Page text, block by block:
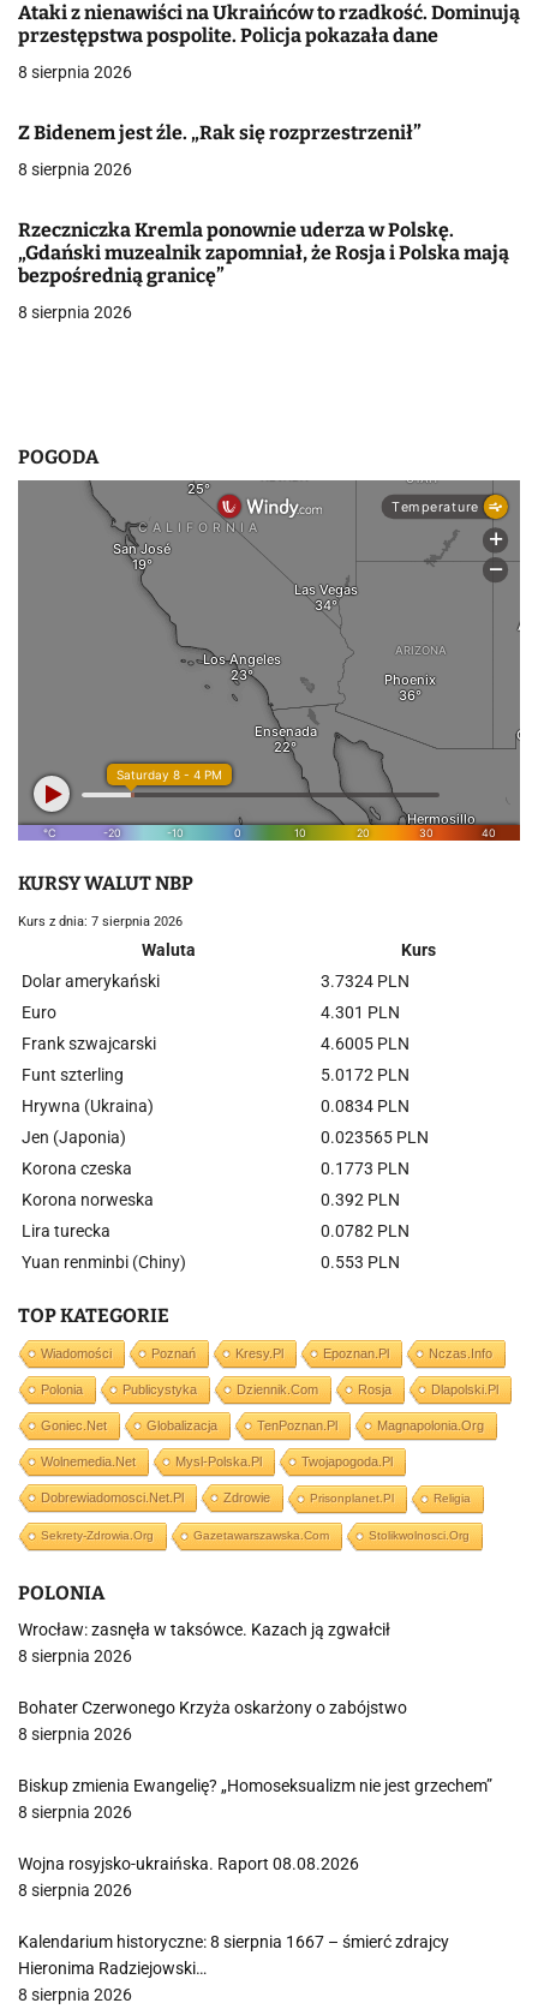
a
c
j
a
w
p
i
Ataki z nienawiści na Ukraińców to rzadkość. Dominują
przestępstwa pospolite. Policja pokazała dane
8 sierpnia 2026
Z Bidenem jest źle. „Rak się rozprzestrzenił”
8 sierpnia 2026
Rzeczniczka Kremla ponownie uderza w Polskę.
„Gdański muzealnik zapomniał, że Rosja i Polska mają
bezpośrednią granicę”
8 sierpnia 2026
POGODA
KURSY WALUT NBP
Kurs z dnia: 7 sierpnia 2026
Waluta
Kurs
Dolar amerykański
3.7324 PLN
Euro
4.301 PLN
Frank szwajcarski
4.6005 PLN
Funt szterling
5.0172 PLN
Hrywna (Ukraina)
0.0834 PLN
Jen (Japonia)
0.023565 PLN
Korona czeska
0.1773 PLN
Korona norweska
0.392 PLN
Lira turecka
0.0782 PLN
Yuan renminbi (Chiny)
0.553 PLN
TOP KATEGORIE
Wiadomości Poznań Kresy.pl Epoznan.pl Nczas.info
Polonia Publicystyka Dziennik.com Rosja Dlapolski.pl
Goniec.net Globalizacja TenPoznan.pl Magnapolonia.org
Wolnemedia.net Mysl-Polska.pl Twojapogoda.pl
Dobrewiadomosci.net.pl Zdrowie Prisonplanet.pl Religia
Sekrety-Zdrowia.org Gazetawarszawska.com Stolikwolnosci.org
POLONIA
Wrocław: zasnęła w taksówce. Kazach ją zgwałcił
8 sierpnia 2026
Bohater Czerwonego Krzyża oskarżony o zabójstwo
8 sierpnia 2026
Biskup zmienia Ewangelię? „Homoseksualizm nie jest grzechem”
8 sierpnia 2026
Wojna rosyjsko-ukraińska. Raport 08.08.2026
8 sierpnia 2026
Kalendarium historyczne: 8 sierpnia 1667 – śmierć zdrajcy
Hieronima Radziejowski…
8 sierpnia 2026